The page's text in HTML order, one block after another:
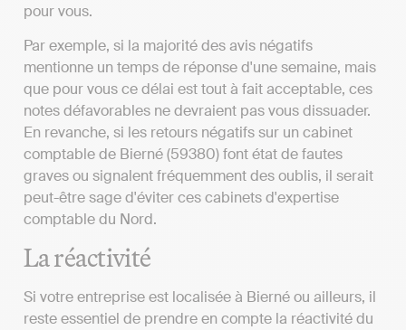
pour vous.
Par exemple, si la majorité des avis négatifs
mentionne un temps de réponse d'une semaine, mais
que pour vous ce délai est tout à fait acceptable, ces
notes défavorables ne devraient pas vous dissuader.
En revanche, si les retours négatifs sur un cabinet
comptable de Bierné (59380) font état de fautes
graves ou signalent fréquemment des oublis, il serait
peut-être sage d'éviter ces cabinets d'expertise
comptable du Nord.
La réactivité
Si votre entreprise est localisée à Bierné ou ailleurs, il
reste essentiel de prendre en compte la réactivité du